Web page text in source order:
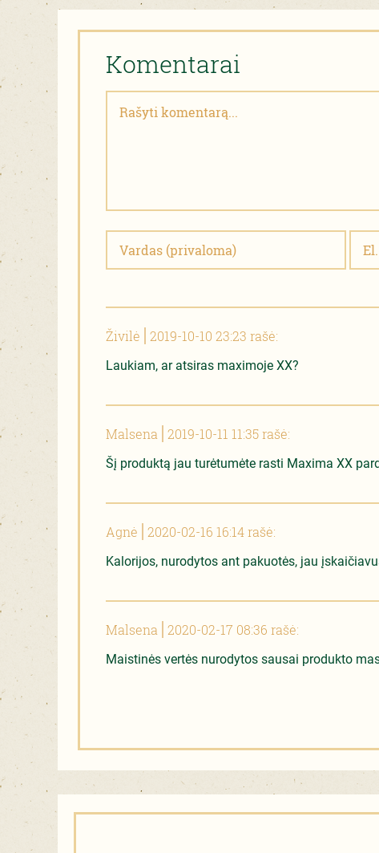
Komentarai
Živilė 2019-10-10 23:23 rašė:
Laukiam, ar atsiras maximoje XX?
Malsena 2019-10-11 11:35 rašė:
Šį produktą jau turėtumėte rasti Maxima XX
Agnė 2020-02-16 16:14 rašė:
Kalorijos, nurodytos ant pakuotės, jau
Malsena 2020-02-17 08:36 rašė:
Maistinės vertės nurodytos sausai produkto